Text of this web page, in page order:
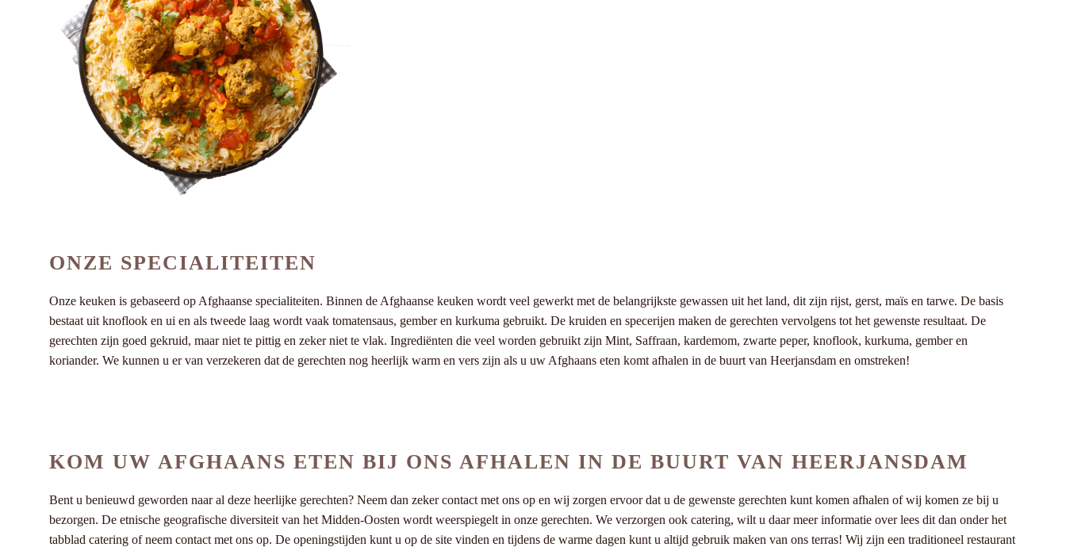
ONZE SPECIALITEITEN
Onze keuken is gebaseerd op Afghaanse specialiteiten. Binnen de Afghaanse keuken wordt veel gewerkt met de belangrijkste gewassen uit het land, dit zijn rijst, gerst, maïs en tarwe. De basis
bestaat uit knoflook en ui en als tweede laag wordt vaak tomatensaus, gember en kurkuma gebruikt. De kruiden en specerijen maken de gerechten vervolgens tot het gewenste resultaat. De
gerechten zijn goed gekruid, maar niet te pittig en zeker niet te vlak. Ingrediënten die veel worden gebruikt zijn Mint, Saffraan, kardemom, zwarte peper, knoflook, kurkuma, gember en
koriander. We kunnen u er van verzekeren dat de gerechten nog heerlijk warm en vers zijn als u uw Afghaans eten komt afhalen in de buurt van Heerjansdam en omstreken!
KOM UW AFGHAANS ETEN BIJ ONS AFHALEN IN DE BUURT VAN HEERJANSDAM
Bent u benieuwd geworden naar al deze heerlijke gerechten? Neem dan zeker contact met ons op en wij zorgen ervoor dat u de gewenste gerechten kunt komen afhalen of wij komen ze bij u
bezorgen. De etnische geografische diversiteit van het Midden-Oosten wordt weerspiegelt in onze gerechten. We verzorgen ook catering, wilt u daar meer informatie over lees dit dan onder het
tabblad catering of neem contact met ons op. De openingstijden kunt u op de site vinden en tijdens de warme dagen kunt u altijd gebruik maken van ons terras! Wij zijn een traditioneel restaurant